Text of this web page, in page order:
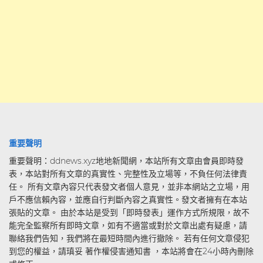
重要聲明
重要聲明：ddnews.xyz地地新聞網，本站所有文章由會員即時發
表，本站對所有文章的真實性、完整性及立場等，不負任何法律責
任。 所有文章內容只代表發文者個人意見，並非本網站之立場，用
戶不應信賴內容，並應自行判斷內容之真實性。發文者擁有在本站
張貼的文章。 由於本站是受到「即時發表」運作方式所規限，故不
能完全監察所有即時文章，如有不適當或對於文章出處有疑慮，請
聯絡我們告知，我們將在最短時間內進行撤除。 若有任何文章侵犯
到您的權益，請瑱妥 著作權侵害通知書 ，本站將會在24小時內刪除